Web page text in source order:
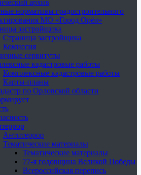
архив
нормативы градостроительного
МО «Город Орёл»
застройщика
Страница застройщика
Комиссия
сервитуты
кадастровые работы
Комплексные кадастровые работы
Карты-планы
по Орловской области
Антитеррор
Тематические материалы
Тематические материалы
77-я годовщина Великой Победы
Всероссийская перепись